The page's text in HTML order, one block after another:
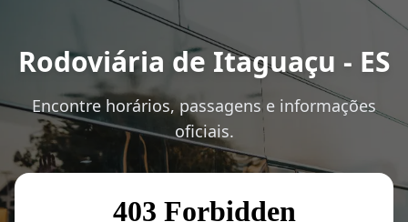
Rodoviária de Itaguaçu - ES
Encontre horários, passagens e informações
oficiais.